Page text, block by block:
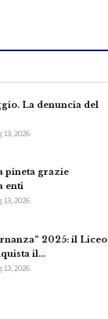
La denuncia del
13, 2026
pineta grazie
enti
13, 2026
2025: il Liceo
il…
13, 2026